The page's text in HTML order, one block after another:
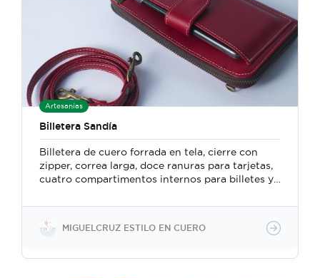
Artesanías
Billetera Sandía
Billetera de cuero forrada en tela, cierre con
zipper, correa larga, doce ranuras para tarjetas,
cuatro compartimentos internos para billetes y
otro para celular. Mide 20 cm ancho x 11 cm alto.
Confeccionada a mano con un método
particular en el que se fusionan técnicas y
talabartería tradicional costarricense.
MIGUELCRUZ ESTILO EN CUERO